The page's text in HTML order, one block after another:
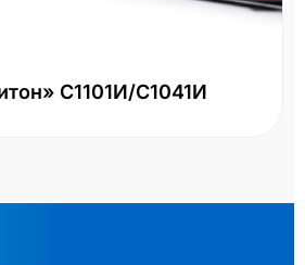
С1101И/С1041И